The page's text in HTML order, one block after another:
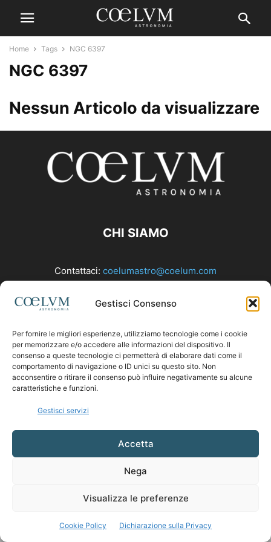
Gestisci Consenso
Per fornire le migliori esperienze, utilizziamo tecnologie come i cookie
per memorizzare e/o accedere alle informazioni del dispositivo. Il
consenso a queste tecnologie ci permetterà di elaborare dati come il
comportamento di navigazione o ID unici su questo sito. Non
acconsentire o ritirare il consenso può influire negativamente su alcune
caratteristiche e funzioni.
Gestisci servizi
Accetta
Nega
Visualizza le preferenze
Cookie Policy Dichiarazione sulla Privacy
Home Tags NGC 6397
NGC 6397
Nessun Articolo da visualizzare
CHI SIAMO
Contattaci: coelumastro@coelum.com
SEGUICI